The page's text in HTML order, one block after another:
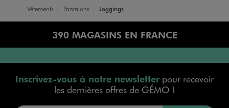
Vêtements Pantalons Joggings
390 MAGASINS EN FRANCE
Inscrivez-vous à notre newsletterpour recevoir
les dernières offres de GÉMO !